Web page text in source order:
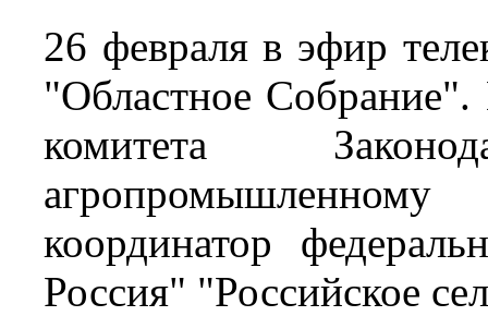
26 февраля в эфир
"Областное Собрание".
комитета
координатор
Россия" "Российское